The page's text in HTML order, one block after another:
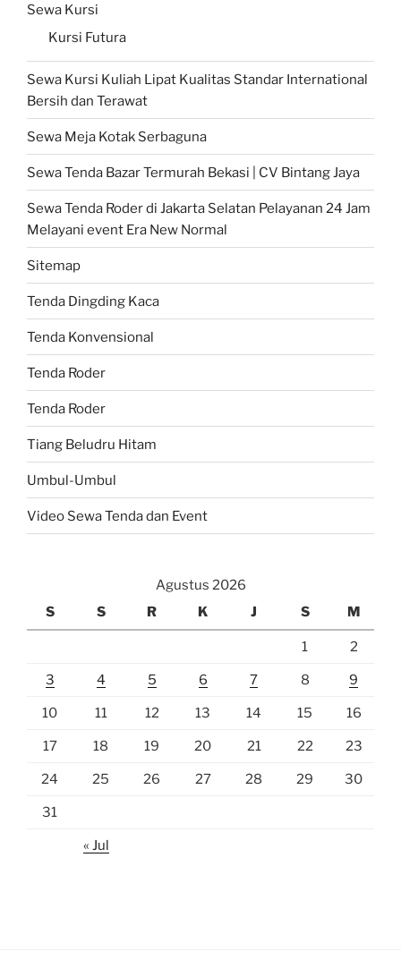
Sewa Kursi
Kursi Futura
Sewa Kursi Kuliah Lipat Kualitas Standar International
Bersih dan Terawat
Sewa Meja Kotak Serbaguna
Sewa Tenda Bazar Termurah Bekasi | CV Bintang Jaya
Sewa Tenda Roder di Jakarta Selatan Pelayanan 24 Jam
Melayani event Era New Normal
Sitemap
Tenda Dingding Kaca
Tenda Konvensional
Tenda Roder
Tenda Roder
Tiang Beludru Hitam
Umbul-Umbul
Video Sewa Tenda dan Event
Agustus 2026
S
S R K J S M
1 2
3 4 5 6 7 8 9
10 11 12 13 14 15 16
17 18 19 20 21 22 23
24 25 26 27 28 29 30
31
« Jul